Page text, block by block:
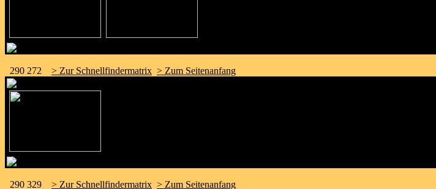
290 272 > Zur Schnellfindermatrix > Zum Seitenanfang
290 329 > Zur Schnellfindermatrix > Zum Seitenanfang